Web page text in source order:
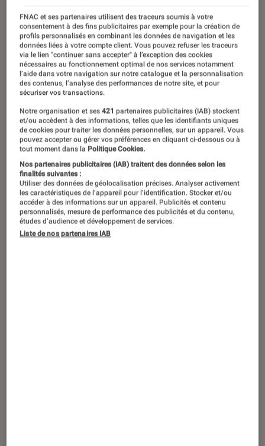
5 choses à savoir avant de jouer à Dead
Cells
DÉCRYPTAGE
Jeux vidéo • 27 août. 2018
FNAC et ses partenaires utilisent des traceurs soumis à votre
consentement à des fins publicitaires par exemple pour la création de
profils personnalisés en combinant les données de navigation et les
données liées à votre compte client. Vous pouvez refuser les traceurs
via le lien "continuer sans accepter" à l’exception des cookies
nécessaires au fonctionnement optimal de nos services notamment
l’aide dans votre navigation sur notre catalogue et la personnalisation
des contenus, l’analyse des performances de notre site, et pour
sécuriser vos transactions.
Notre organisation et ses421 partenaires publicitaires (IAB) stockent
et/ou accèdent à des informations, telles que les identifiants uniques
de cookies pour traiter les données personnelles, sur un appareil. Vous
pouvez accepter ou gérer vos préférences en cliquant ci-dessous ou à
tout moment dans la Politique Cookies.
Nos partenaires publicitaires (IAB) traitent des données selon les
finalités suivantes :
Utiliser des données de géolocalisation précises. Analyser activement
les caractéristiques de l’appareil pour l’identification. Stocker et/ou
accéder à des informations sur un appareil. Publicités et contenu
personnalisés, mesure de performance des publicités et du contenu,
études d’audience et développement de services.
Liste de nos partenaires IAB